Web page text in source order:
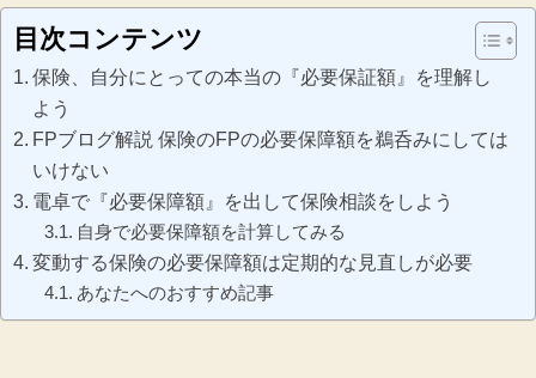
目次コンテンツ
保険、自分にとっての本当の『必要保証額』を理解し
よう
FPブログ解説 保険のFPの必要保障額を鵜呑みにしては
いけない
電卓で『必要保障額』を出して保険相談をしよう
自身で必要保障額を計算してみる
変動する保険の必要保障額は定期的な見直しが必要
あなたへのおすすめ記事